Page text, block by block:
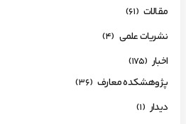
مقالات (61)
نشریات علمی (4)
اخبار (175)
پژوهشکده معارف (36)
دیدار (1)